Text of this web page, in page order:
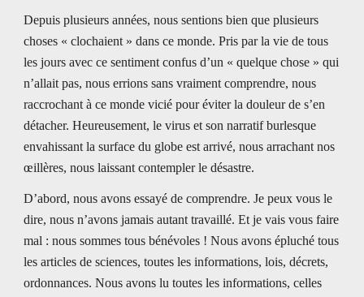
Depuis plusieurs années, nous sentions bien que plusieurs
choses « clochaient » dans ce monde. Pris par la vie de tous
les jours avec ce sentiment confus d’un « quelque chose » qui
n’allait pas, nous errions sans vraiment comprendre, nous
raccrochant à ce monde vicié pour éviter la douleur de s’en
détacher. Heureusement, le virus et son narratif burlesque
envahissant la surface du globe est arrivé, nous arrachant nos
œillères, nous laissant contempler le désastre.
D’abord, nous avons essayé de comprendre. Je peux vous le
dire, nous n’avons jamais autant travaillé. Et je vais vous faire
mal : nous sommes tous bénévoles ! Nous avons épluché tous
les articles de sciences, toutes les informations, lois, décrets,
ordonnances. Nous avons lu toutes les informations, celles